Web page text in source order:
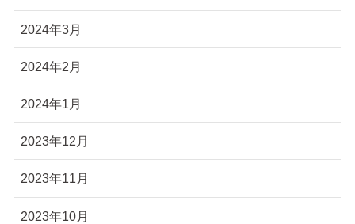
2024年3月
2024年2月
2024年1月
2023年12月
2023年11月
2023年10月